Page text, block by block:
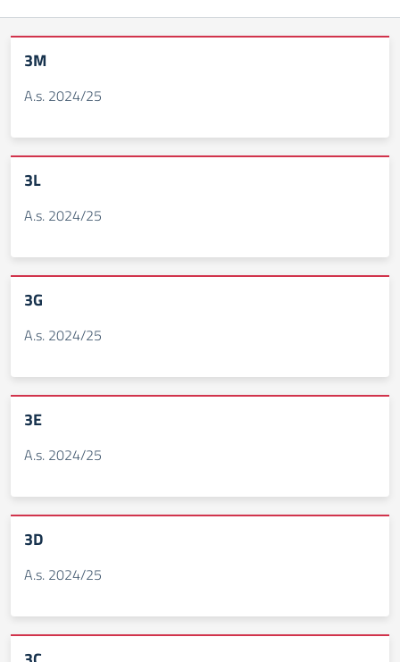
3M
A.s. 2024/25
3L
A.s. 2024/25
3G
A.s. 2024/25
3E
A.s. 2024/25
3D
A.s. 2024/25